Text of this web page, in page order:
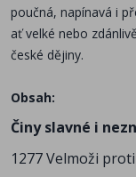
poučná, napínavá i
ať velké nebo
české dějiny.
Obsah:
Činy slavné i
1277 Velmoži